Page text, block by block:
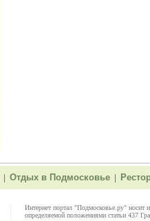
Отдых в Подмосковье
Интернет портал "Подмосковье.ру" носит
определяемой положениями статьи 437